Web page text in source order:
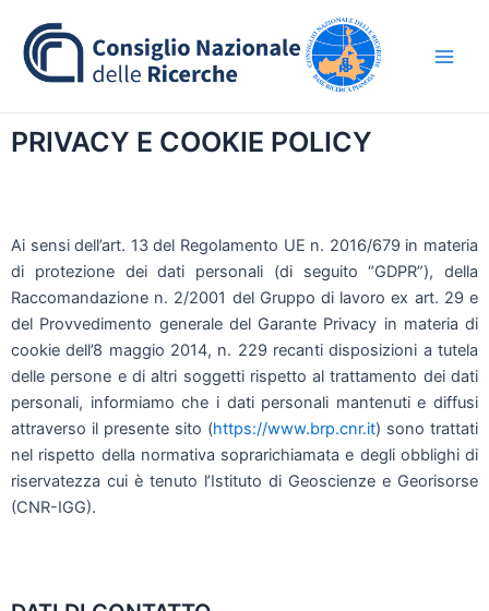
contenuto
PRIVACY E COOKIE POLICY
Ai sensi dell’art. 13 del Regolamento UE n. 2016/679 in materia
di protezione dei dati personali (di seguito “GDPR”), della
Raccomandazione n. 2/2001 del Gruppo di lavoro ex art. 29 e
del Provvedimento generale del Garante Privacy in materia di
cookie dell’8 maggio 2014, n. 229 recanti disposizioni a tutela
delle persone e di altri soggetti rispetto al trattamento dei dati
personali, informiamo che i dati personali mantenuti e diffusi
attraverso il presente sito (https://www.brp.cnr.it) sono trattati
nel rispetto della normativa soprarichiamata e degli obblighi di
riservatezza cui è tenuto l’Istituto di Geoscienze e Georisorse
(CNR-IGG).